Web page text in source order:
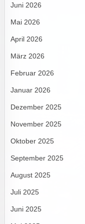
Juni 2026
Mai 2026
April 2026
März 2026
Februar 2026
Januar 2026
Dezember 2025
November 2025
Oktober 2025
September 2025
August 2025
Juli 2025
Juni 2025